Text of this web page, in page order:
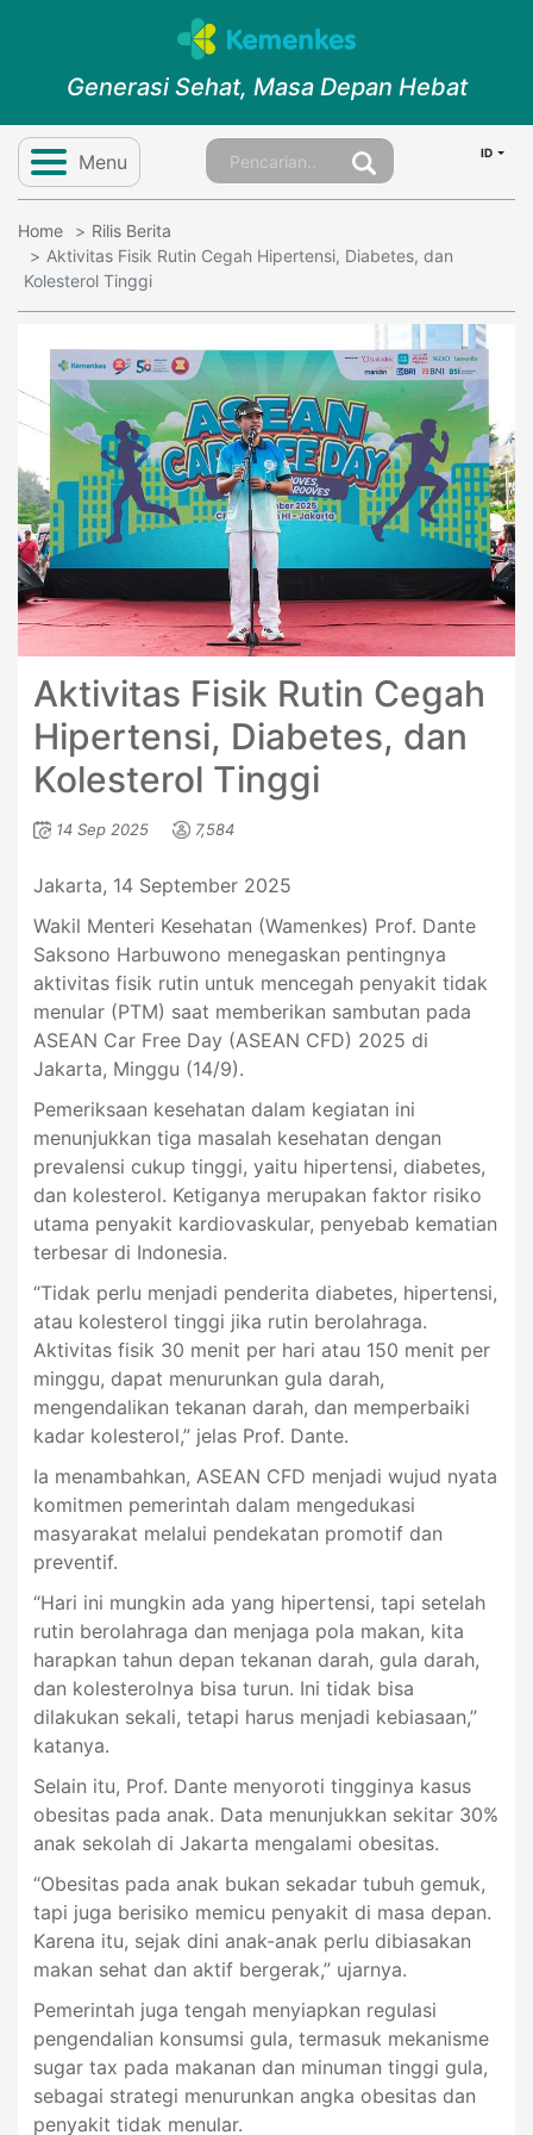
Generasi Sehat, Masa Depan Hebat
Menu ID
Home
Rilis Berita
Aktivitas Fisik Rutin Cegah Hipertensi, Diabetes, dan
Kolesterol Tinggi
Aktivitas Fisik Rutin Cegah
Hipertensi, Diabetes, dan
Kolesterol Tinggi
14 Sep 2025 7,584
Jakarta, 14 September 2025
Wakil Menteri Kesehatan (Wamenkes) Prof. Dante
Saksono Harbuwono menegaskan pentingnya
aktivitas fisik rutin untuk mencegah penyakit tidak
menular (PTM) saat memberikan sambutan pada
ASEAN Car Free Day (ASEAN CFD) 2025 di
Jakarta, Minggu (14/9).
Pemeriksaan kesehatan dalam kegiatan ini
menunjukkan tiga masalah kesehatan dengan
prevalensi cukup tinggi, yaitu hipertensi, diabetes,
dan kolesterol. Ketiganya merupakan faktor risiko
utama penyakit kardiovaskular, penyebab kematian
terbesar di Indonesia.
“Tidak perlu menjadi penderita diabetes, hipertensi,
atau kolesterol tinggi jika rutin berolahraga.
Aktivitas fisik 30 menit per hari atau 150 menit per
minggu, dapat menurunkan gula darah,
mengendalikan tekanan darah, dan memperbaiki
kadar kolesterol,” jelas Prof. Dante.
Ia menambahkan, ASEAN CFD menjadi wujud nyata
komitmen pemerintah dalam mengedukasi
masyarakat melalui pendekatan promotif dan
preventif.
“Hari ini mungkin ada yang hipertensi, tapi setelah
rutin berolahraga dan menjaga pola makan, kita
harapkan tahun depan tekanan darah, gula darah,
dan kolesterolnya bisa turun. Ini tidak bisa
dilakukan sekali, tetapi harus menjadi kebiasaan,”
katanya.
Selain itu, Prof. Dante menyoroti tingginya kasus
obesitas pada anak. Data menunjukkan sekitar 30%
anak sekolah di Jakarta mengalami obesitas.
“Obesitas pada anak bukan sekadar tubuh gemuk,
tapi juga berisiko memicu penyakit di masa depan.
Karena itu, sejak dini anak-anak perlu dibiasakan
makan sehat dan aktif bergerak,” ujarnya.
Pemerintah juga tengah menyiapkan regulasi
pengendalian konsumsi gula, termasuk mekanisme
sugar tax pada makanan dan minuman tinggi gula,
sebagai strategi menurunkan angka obesitas dan
penyakit tidak menular.